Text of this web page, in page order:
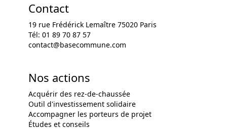
Contact
19 rue Frédérick Lemaître 75020 Paris
Tél: 01 89 70 87 57
contact@basecommune.com
Nos actions
Acquérir des rez-de-chaussée
Outil d'investissement solidaire
Accompagner les porteurs de projet
Études et conseils